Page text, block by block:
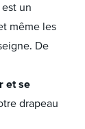
un
même les
De
et se
drapeau